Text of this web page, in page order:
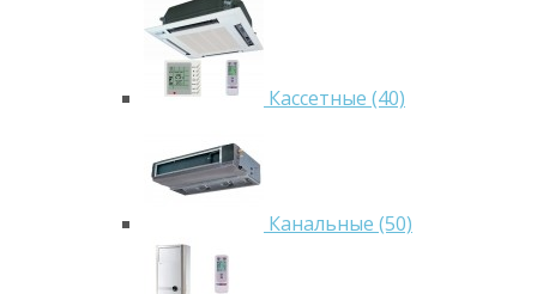
Кассетные (40)
Канальные (50)